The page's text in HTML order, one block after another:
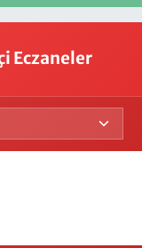
Eczaneler